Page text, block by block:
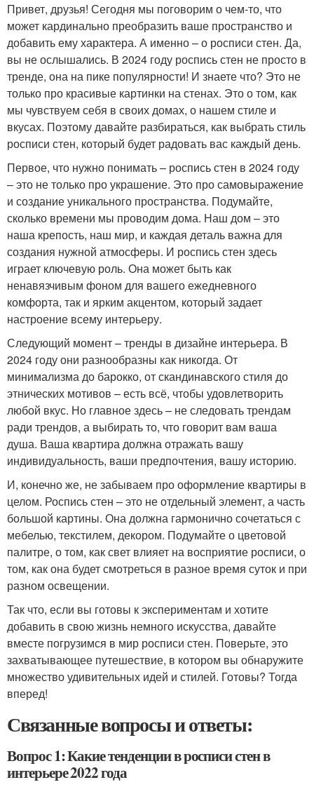
Привет, друзья! Сегодня мы поговорим о чем-то, что
может кардинально преобразить ваше пространство и
добавить ему характера. А именно – о росписи стен. Да,
вы не ослышались. В 2024 году роспись стен не просто в
тренде, она на пике популярности! И знаете что? Это не
только про красивые картинки на стенах. Это о том, как
мы чувствуем себя в своих домах, о нашем стиле и
вкусах. Поэтому давайте разбираться, как выбрать стиль
росписи стен, который будет радовать вас каждый день.
Первое, что нужно понимать – роспись стен в 2024 году
– это не только про украшение. Это про самовыражение
и создание уникального пространства. Подумайте,
сколько времени мы проводим дома. Наш дом – это
наша крепость, наш мир, и каждая деталь важна для
создания нужной атмосферы. И роспись стен здесь
играет ключевую роль. Она может быть как
ненавязчивым фоном для вашего ежедневного
комфорта, так и ярким акцентом, который задает
настроение всему интерьеру.
Следующий момент – тренды в дизайне интерьера. В
2024 году они разнообразны как никогда. От
минимализма до барокко, от скандинавского стиля до
этнических мотивов – есть всё, чтобы удовлетворить
любой вкус. Но главное здесь – не следовать трендам
ради трендов, а выбирать то, что говорит вам ваша
душа. Ваша квартира должна отражать вашу
индивидуальность, ваши предпочтения, вашу историю.
И, конечно же, не забываем про оформление квартиры в
целом. Роспись стен – это не отдельный элемент, а часть
большой картины. Она должна гармонично сочетаться с
мебелью, текстилем, декором. Подумайте о цветовой
палитре, о том, как свет влияет на восприятие росписи, о
том, как она будет смотреться в разное время суток и при
разном освещении.
Так что, если вы готовы к экспериментам и хотите
добавить в свою жизнь немного искусства, давайте
вместе погрузимся в мир росписи стен. Поверьте, это
захватывающее путешествие, в котором вы обнаружите
множество удивительных идей и стилей. Готовы? Тогда
вперед!
Связанные вопросы и ответы:
Вопрос 1: Какие тенденции в росписи стен в
интерьере 2022 года